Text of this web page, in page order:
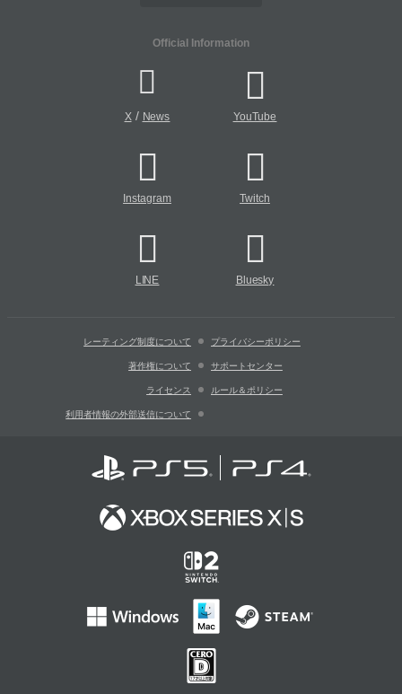
Official Information
X/ News YouTube
Instagram Twitch
LINE Bluesky
レーティング制度について プライバシーポリシー
著作権について サポートセンター
ライセンス ルール＆ポリシー
利用者情報の外部送信について